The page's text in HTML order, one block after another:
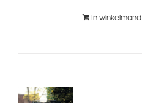
In winkelmand